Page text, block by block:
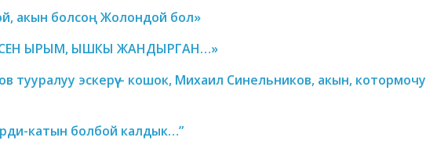
акын болсоң Жолондой бол»
ЫРЫМ, ЫШКЫ ЖАНДЫРГАН…»
эскерүү – кошок, Михаил Синельников, акын, котормочу
катын болбой калдык…”